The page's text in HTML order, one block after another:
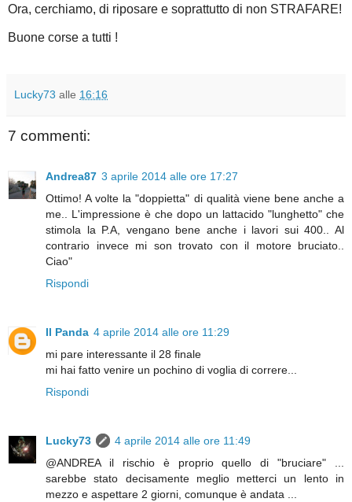
Ora, cerchiamo, di riposare e soprattutto di non STRAFARE!
Buone corse a tutti !
Lucky73 alle 16:16
7 commenti:
Andrea87 3 aprile 2014 alle ore 17:27
Ottimo! A volte la "doppietta" di qualità viene bene anche a
me.. L'impressione è che dopo un lattacido "lunghetto" che
stimola la P.A, vengano bene anche i lavori sui 400.. Al
contrario invece mi son trovato con il motore bruciato..
Ciao"
Rispondi
Il Panda 4 aprile 2014 alle ore 11:29
mi pare interessante il 28 finale
mi hai fatto venire un pochino di voglia di correre...
Rispondi
Lucky73
4 aprile 2014 alle ore 11:49
@ANDREA il rischio è proprio quello di "bruciare" ...
sarebbe stato decisamente meglio metterci un lento in
mezzo e aspettare 2 giorni, comunque è andata ...